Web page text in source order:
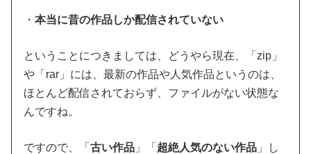
・本当に昔の作品しか配信されていない
ということにつきましては、どうやら現在、「zip」
や「rar」には、最新の作品や人気作品というのは、
ほとんど配信されておらず、ファイルがない状態な
んですね。
ですので、 「古い作品 」「 超絶人気のない作品 」し